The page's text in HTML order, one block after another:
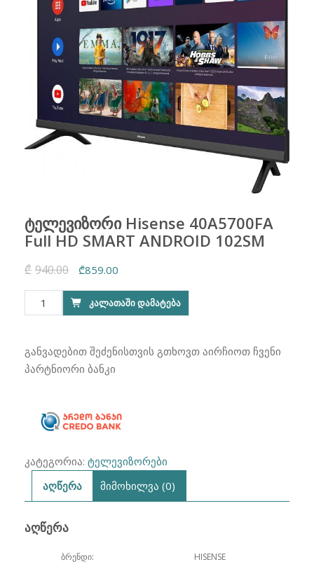
ტელევიზორი Hisense 40A5700FA
Full HD SMART ANDROID 102SM
₾ 940.00
Original
price
was:
₾859.00
price
is:
რაოდენობა:
ტელევიზორი
40A5700FA
Full
ANDROID
ᲙᲐᲚᲐᲗᲐᲨᲘ ᲓᲐᲛᲐᲢᲔᲑᲐ
განვადებით შეძენისთვის გთხოვთ აირჩიოთ ჩვენი
პარტნიორი ბანკი
კატეგორია: ტელევიზორები
აღწერა
მიმოხილვა (0)
ᲐᲦᲬᲔᲠᲐ
ბრენდი:
HISENSE